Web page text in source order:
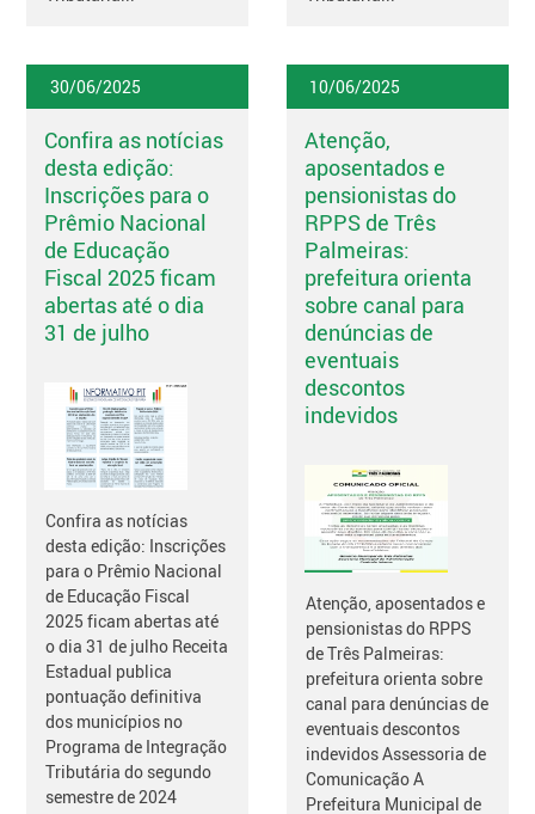
30/06/2025
Confira as notícias
desta edição:
Inscrições para o
Prêmio Nacional
de Educação
Fiscal 2025 ficam
abertas até o dia
31 de julho
Confira as notícias
desta edição: Inscrições
para o Prêmio Nacional
de Educação Fiscal
2025 ficam abertas até
o dia 31 de julho Receita
Estadual publica
pontuação definitiva
dos municípios no
Programa de Integração
Tributária do segundo
semestre de 2024
10/06/2025
Atenção,
aposentados e
pensionistas do
RPPS de Três
Palmeiras:
prefeitura orienta
sobre canal para
denúncias de
eventuais
descontos
indevidos
Atenção, aposentados e
pensionistas do RPPS
de Três Palmeiras:
prefeitura orienta sobre
canal para denúncias de
eventuais descontos
indevidos Assessoria de
Comunicação A
Prefeitura Municipal de